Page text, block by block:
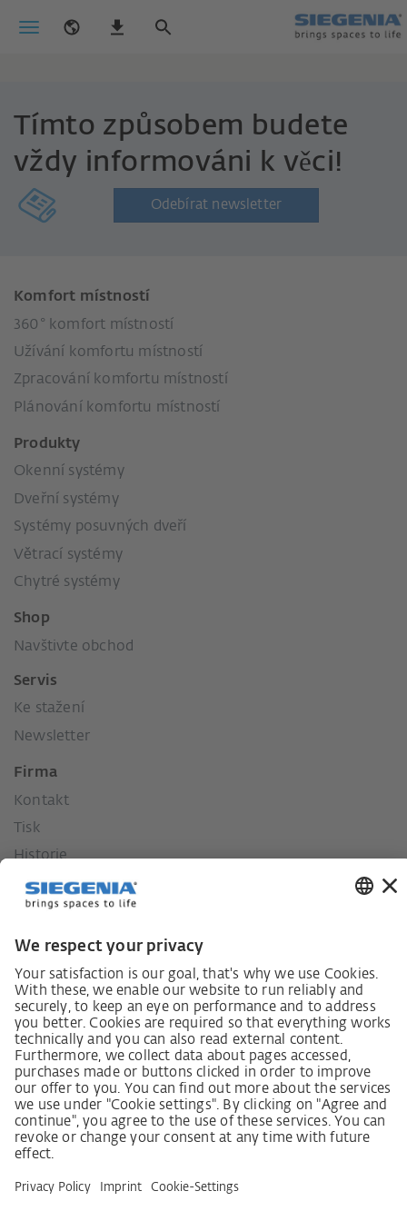
Tímto způsobem budete
vždy informováni k věci!
Odebírat newsletter
Komfort místností
360° komfort místností
Užívání komfortu místností
Zpracování komfortu místností
Plánování komfortu místností
Produkty
Okenní systémy
Dveřní systémy
Systémy posuvných dveří
Větrací systémy
Chytré systémy
Shop
Navštivte obchod
Servis
Ke stažení
Newsletter
Firma
Kontakt
Tisk
Historie
Naše hodnoty
Sociální závazek
Zákon o náležité péči dodavatelského řetězce
Lieferantenkodex
Grundsatzerklärung Menschenrechtsstrategie
Beschwerdeverfahren